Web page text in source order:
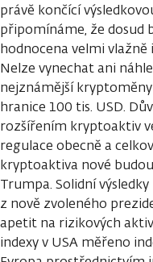
právě končící
připomínáme, že dosud
hodnocena velmi vlažně
Nelze vynechat ani
nejznámější
hranice 100 tis. USD.
rozšířením kryptoaktiv
regulace obecně a
kryptoaktiva nové
Trumpa. Solidní
z nově zvoleného
apetit na rizikových
indexy v USA měřeno